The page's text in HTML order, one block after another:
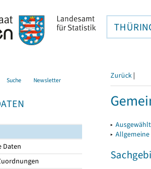
Suche Newsletter
Daten
Zurück |
▸
▸